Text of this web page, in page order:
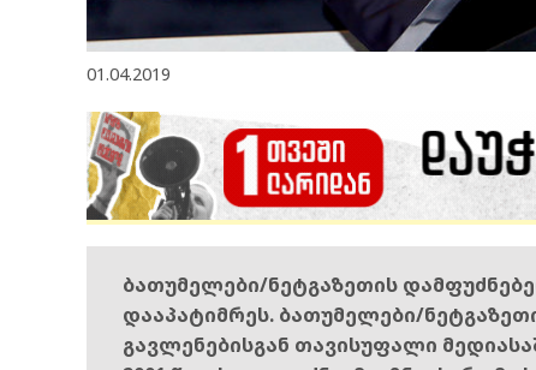
01.04.2019
ბათუმელები/ნეტგაზეთის
დააპატიმრეს. ბათუმელები/
გავლენებისგან თავისუფალი